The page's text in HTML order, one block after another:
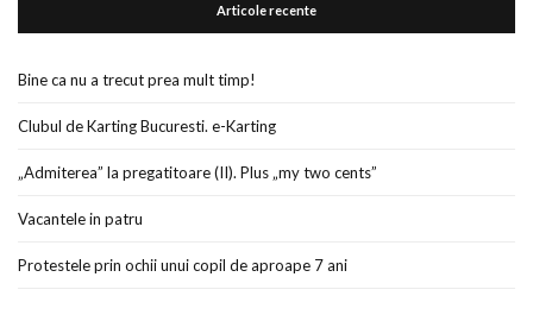
Articole recente
Bine ca nu a trecut prea mult timp!
Clubul de Karting Bucuresti. e-Karting
„Admiterea” la pregatitoare (II). Plus „my two cents”
Vacantele in patru
Protestele prin ochii unui copil de aproape 7 ani